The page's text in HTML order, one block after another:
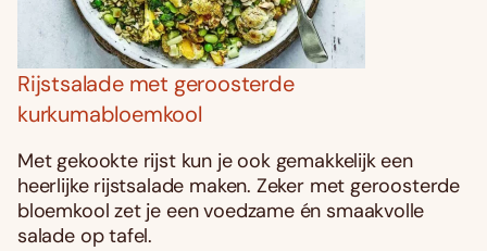
Rijstsalade met geroosterde
kurkumabloemkool
Met gekookte rijst kun je ook gemakkelijk een
heerlijke rijstsalade maken. Zeker met geroosterde
bloemkool zet je een voedzame én smaakvolle
salade op tafel.